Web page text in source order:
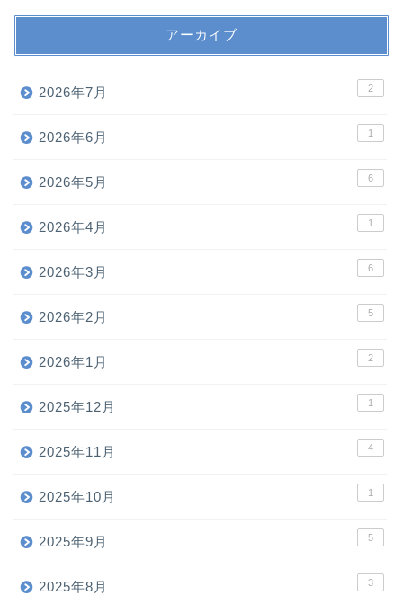
アーカイブ
2026年7月 2
2026年6月 1
2026年5月 6
2026年4月 1
2026年3月 6
2026年2月 5
2026年1月 2
2025年12月 1
2025年11月 4
2025年10月 1
2025年9月 5
2025年8月 3